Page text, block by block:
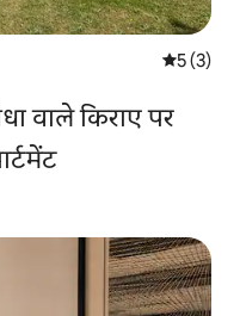
औसत रेटिंग
5 (3)
वाले किराए पर